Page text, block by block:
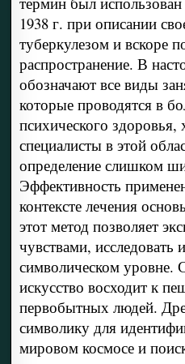
1938 г. при описании
туберкулезом и вскоре
распространение. В
обозначают все виды
которые проводятся в
психического здоровья,
специалисты в этой
определение слишком
Эффективность
контексте лечения
этот метод позволяет
чувствами, исследовать
символическом уровне.
искусство восходит к
первобытных людей.
символику для
мировом космосе и